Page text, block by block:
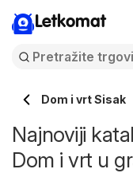
Letkomat
Dom i vrt Sisak
Najnoviji
Dom i vrt u